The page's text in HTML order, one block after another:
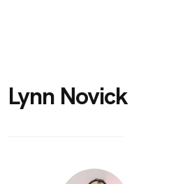
Lynn Novick